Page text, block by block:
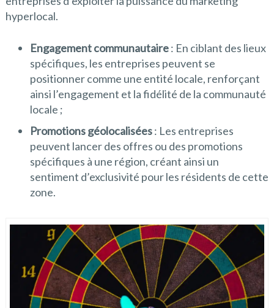
hyperlocal.
Engagement communautaire: En ciblant des lieux
spécifiques, les entreprises peuvent se
positionner comme une entité locale, renforçant
ainsi l’engagement et la fidélité de la communauté
locale ;
Promotions géolocalisées: Les entreprises
peuvent lancer des offres ou des promotions
spécifiques à une région, créant ainsi un
sentiment d’exclusivité pour les résidents de cette
zone.